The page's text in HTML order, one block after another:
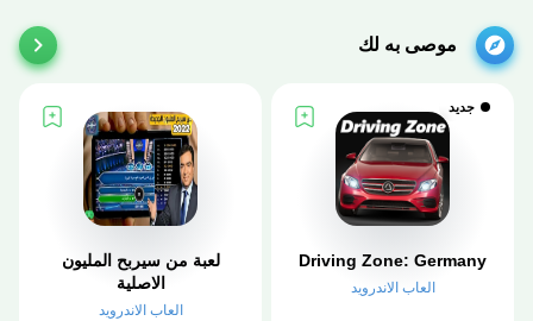
موصى به لك
جديد
Driving Zone: Germany
العاب الاندرويد
لعبة من سيربح المليون
الاصلية
العاب الاندرويد